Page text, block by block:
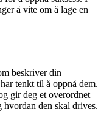
å vite om å lage en
beskriver din
tenkt til å oppnå dem.
gir deg et overordnet
den skal drives.